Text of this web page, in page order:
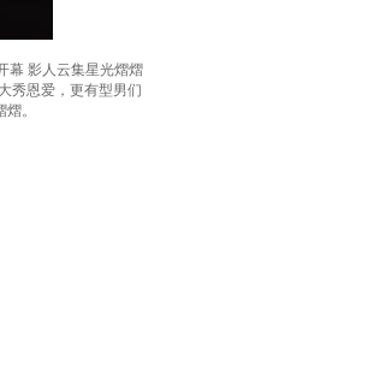
幕 影人云集星光熠熠
秀恩爱，更有型男们
。